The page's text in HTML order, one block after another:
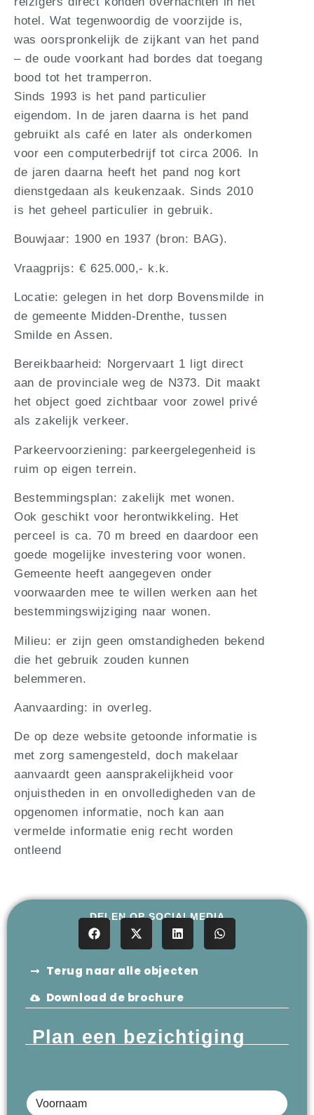
hotel. Wat tegenwoordig de voorzijde is,
was oorspronkelijk de zijkant van het pand
– de oude voorkant had bordes dat toegang
bood tot het tramperron.
Sinds 1993 is het pand particulier
eigendom. In de jaren daarna is het pand
gebruikt als café en later als onderkomen
voor een computerbedrijf tot circa 2006. In
de jaren daarna heeft het pand nog kort
dienstgedaan als keukenzaak. Sinds 2010
is het geheel particulier in gebruik.
Bouwjaar: 1900 en 1937 (bron: BAG).
Vraagprijs: € 625.000,- k.k.
Locatie: gelegen in het dorp Bovensmilde in
de gemeente Midden-Drenthe, tussen
Smilde en Assen.
Bereikbaarheid: Norgervaart 1 ligt direct
aan de provinciale weg de N373. Dit maakt
het object goed zichtbaar voor zowel privé
als zakelijk verkeer.
Parkeervoorziening: parkeergelegenheid is
ruim op eigen terrein.
Bestemmingsplan: zakelijk met wonen.
Ook geschikt voor herontwikkeling. Het
perceel is ca. 70 m breed en daardoor een
goede mogelijke investering voor wonen.
Gemeente heeft aangegeven onder
voorwaarden mee te willen werken aan het
bestemmingswijziging naar wonen.
Milieu: er zijn geen omstandigheden bekend
die het gebruik zouden kunnen
belemmeren.
Aanvaarding: in overleg.
De op deze website getoonde informatie is
met zorg samengesteld, doch makelaar
aanvaardt geen aansprakelijkheid voor
onjuistheden in en onvolledigheden van de
opgenomen informatie, noch kan aan
vermelde informatie enig recht worden
ontleend
DELEN OP SOCIALMEDIA
Terug naar alle objecten
Download de brochure
Plan een bezichtiging